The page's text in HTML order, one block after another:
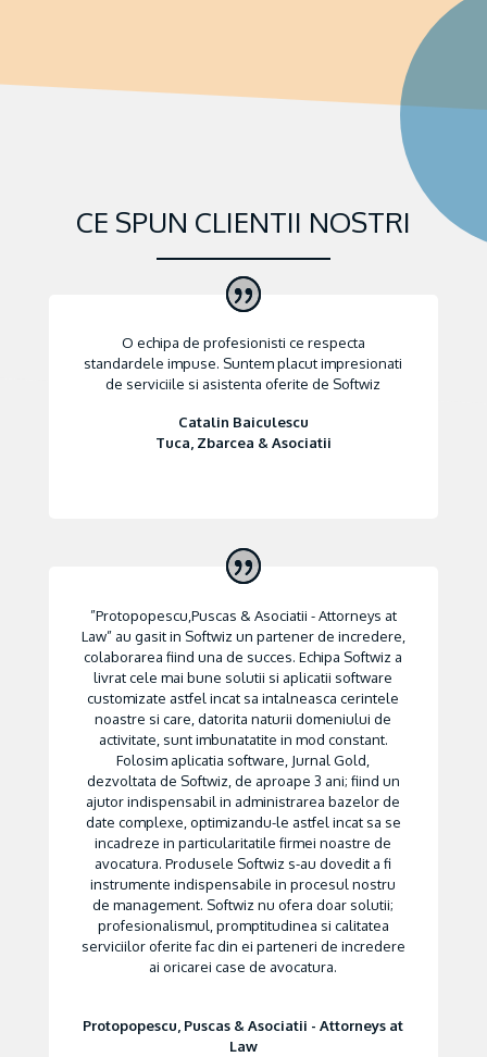
CE SPUN CLIENTII NOSTRI
O echipa de profesionisti ce respecta
standardele impuse. Suntem placut impresionati
de serviciile si asistenta oferite de Softwiz
Catalin Baiculescu
Tuca, Zbarcea & Asociatii
”Protopopescu,Puscas & Asociatii - Attorneys at
Law” au gasit in Softwiz un partener de incredere,
colaborarea fiind una de succes. Echipa Softwiz a
livrat cele mai bune solutii si aplicatii software
customizate astfel incat sa intalneasca cerintele
noastre si care, datorita naturii domeniului de
activitate, sunt imbunatatite in mod constant.
Folosim aplicatia software, Jurnal Gold,
dezvoltata de Softwiz, de aproape 3 ani; fiind un
ajutor indispensabil in administrarea bazelor de
date complexe, optimizandu-le astfel incat sa se
incadreze in particularitatile firmei noastre de
avocatura. Produsele Softwiz s-au dovedit a fi
instrumente indispensabile in procesul nostru
de management. Softwiz nu ofera doar solutii;
profesionalismul, promptitudinea si calitatea
serviciilor oferite fac din ei parteneri de incredere
ai oricarei case de avocatura.
Protopopescu, Puscas & Asociatii - Attorneys at
Law